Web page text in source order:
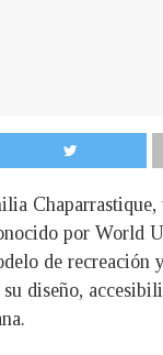
Chaparrastique,
por World
de recreación
diseño,